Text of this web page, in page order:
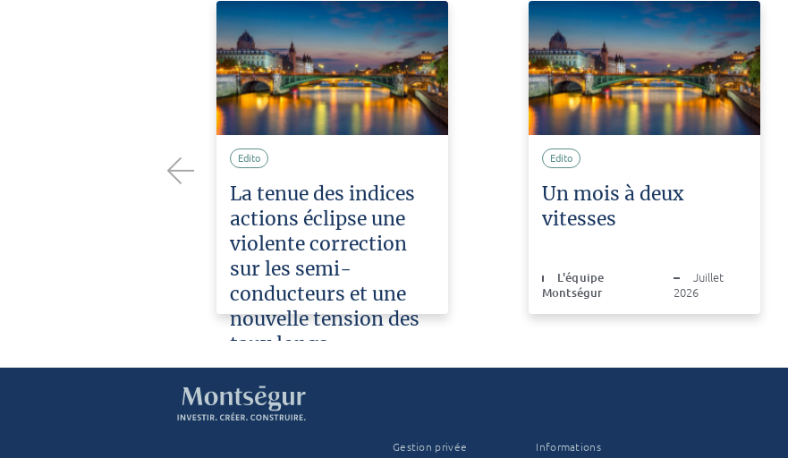
Edito
La tenue des indices
actions éclipse une
violente correction
sur les semi-
conducteurs et une
nouvelle tension des
taux longs
Edito
Un mois à deux
vitesses
L'équipe
Montségur
Juillet
2026
Gestion privée
Informations